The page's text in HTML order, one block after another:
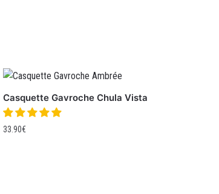
Casquette Gavroche Chula Vista
33.90€